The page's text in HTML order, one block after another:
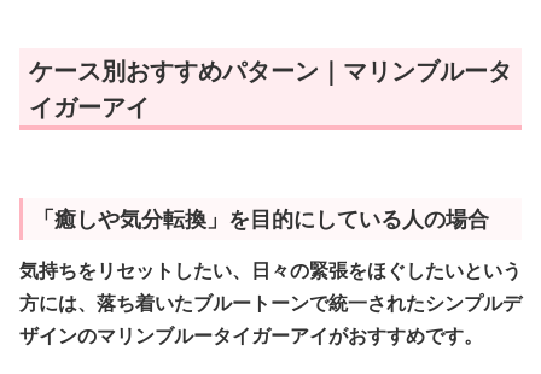
ケース別おすすめパターン｜マリンブルータ
イガーアイ
「癒しや気分転換」を目的にしている人の場合
気持ちをリセットしたい、日々の緊張をほぐしたいという
方には、落ち着いたブルートーンで統一されたシンプルデ
ザインのマリンブルータイガーアイがおすすめです。